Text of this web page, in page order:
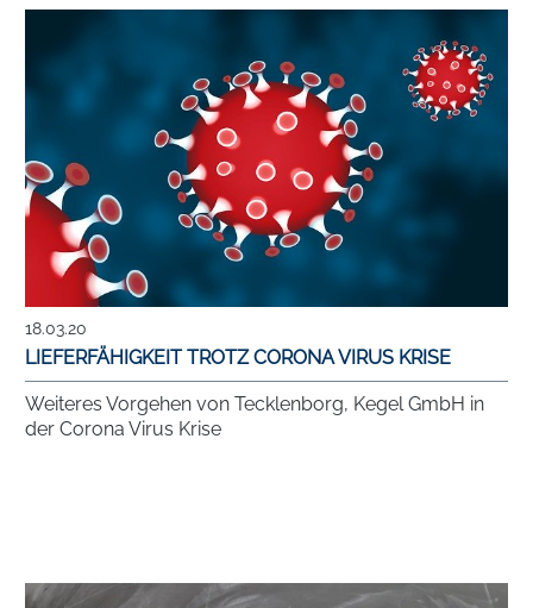
18.03.20
LIEFERFÄHIGKEIT TROTZ CORONA VIRUS KRISE
Weiteres Vorgehen von Tecklenborg, Kegel GmbH in
der Corona Virus Krise